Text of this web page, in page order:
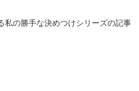
私の勝手な決めつけシリーズの記事